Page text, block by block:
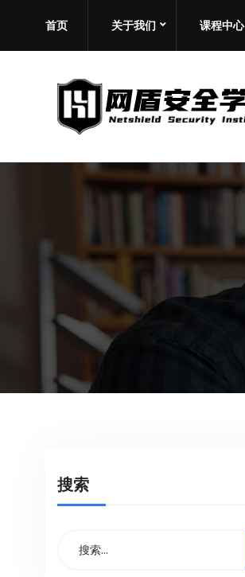
首页 关于我们 课程中心
搜索